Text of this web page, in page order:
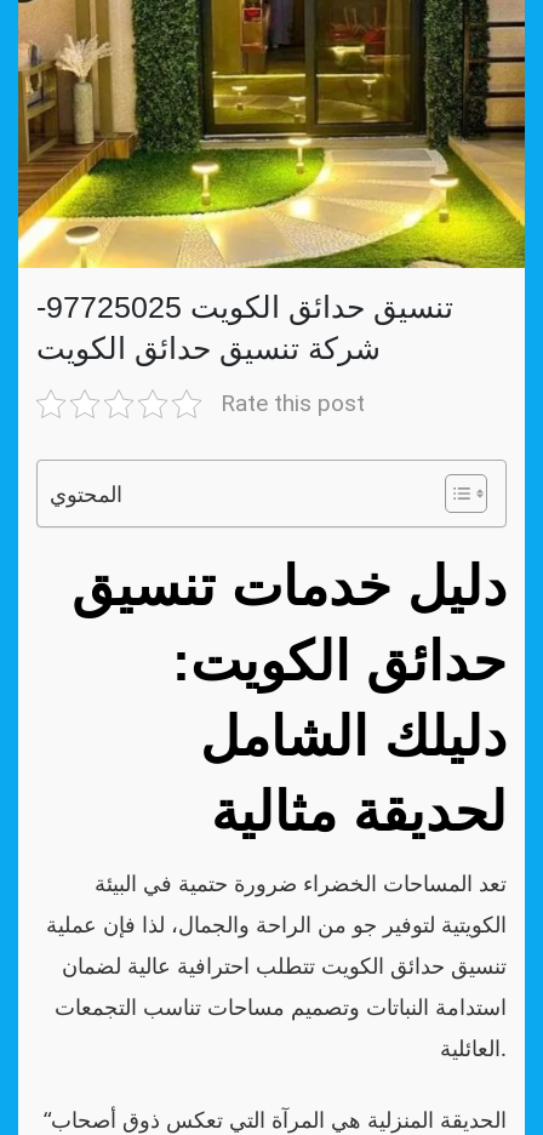
تنسيق حدائق الكويت 97725025-
شركة تنسيق حدائق الكويت
Rate this post
المحتوي
دليل خدمات تنسيق
حدائق الكويت:
دليلك الشامل
لحديقة مثالية
تعد المساحات الخضراء ضرورة حتمية في البيئة
الكويتية لتوفير جو من الراحة والجمال، لذا فإن عملية
تنسيق حدائق الكويت تتطلب احترافية عالية لضمان
استدامة النباتات وتصميم مساحات تناسب التجمعات
العائلية.
“الحديقة المنزلية هي المرآة التي تعكس ذوق أصحاب